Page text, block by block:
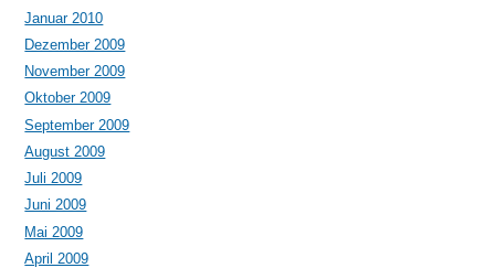
Januar 2010
Dezember 2009
November 2009
Oktober 2009
September 2009
August 2009
Juli 2009
Juni 2009
Mai 2009
April 2009